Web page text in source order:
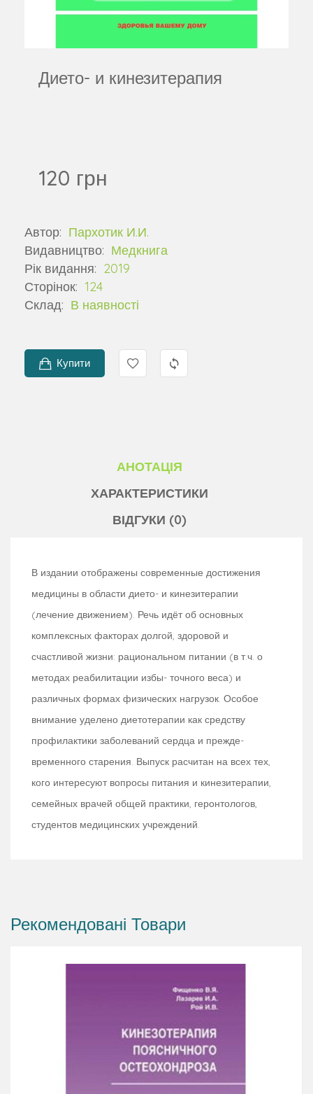
Дието- и кинезитерапия
120 грн
Автор: Пархотик И.И.
Видавництво: Медкнига
Рік видання: 2019
Сторінок: 124
Склад: В наявності
Купити
АНОТАЦІЯ
ХАРАКТЕРИСТИКИ
ВІДГУКИ (0)
В издании отображены современные достижения
медицины в области дието- и кинезитерапии
(лечение движением). Речь идёт об основных
комплексных факторах долгой, здоровой и
счастливой жизни: рациональном питании (в т.ч. о
методах реабилитации избы- точного веса) и
различных формах физических нагрузок. Особое
внимание уделено диетотерапии как средству
профилактики заболеваний сердца и прежде-
временного старения. Выпуск расчитан на всех тех,
кого интересуют вопросы питания и кинезитерапии,
семейных врачей общей практики, геронтологов,
студентов медицинских учреждений.
Рекомендовані Товари